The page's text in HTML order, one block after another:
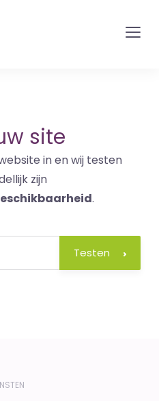
site
in en wij testen
zijn
.
Testen